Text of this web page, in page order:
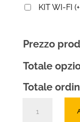
KIT WI-FI (+
Prezzo
Totale
Totale